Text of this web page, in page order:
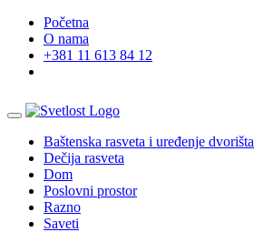
Početna
O nama
+381 11 613 84 12
Baštenska rasveta i uređenje dvorišta
Dečija rasveta
Dom
Poslovni prostor
Razno
Saveti